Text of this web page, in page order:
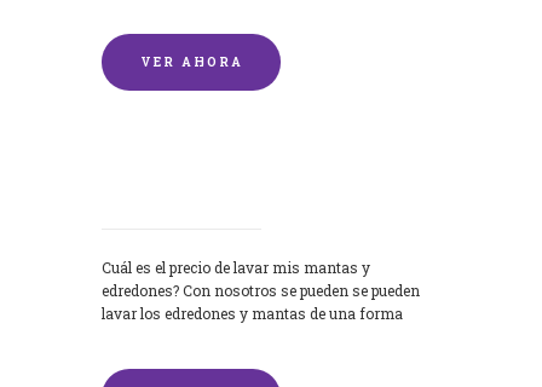
VER AHORA
Cuál es el precio de lavar mis mantas y
edredones? Con nosotros se pueden se pueden
lavar los edredones y mantas de una forma